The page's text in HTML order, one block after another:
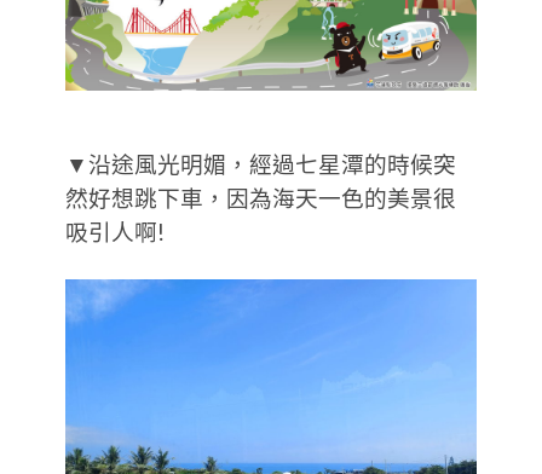
▼沿途風光明媚，經過七星潭的時候突
然好想跳下車，因為海天一色的美景很
吸引人啊!